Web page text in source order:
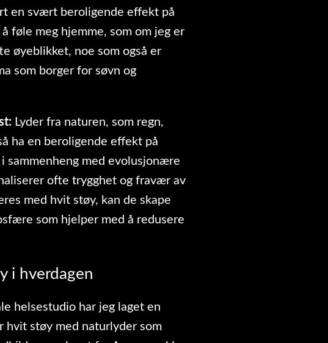
en svært beroligende effekt på
føle meg hjemme, som om jeg er
øyeblikket, noe som også er
som borger for søvn og
Lyder fra naturen, som regn,
ha en beroligende effekt på
sammenheng med evolusjonære
ofte trygghet og fravær av
med hvit støy, kan de skape
som hjelper med å redusere
i hverdagen
helsestudio har jeg laget en
hvit støy med naturlyder som